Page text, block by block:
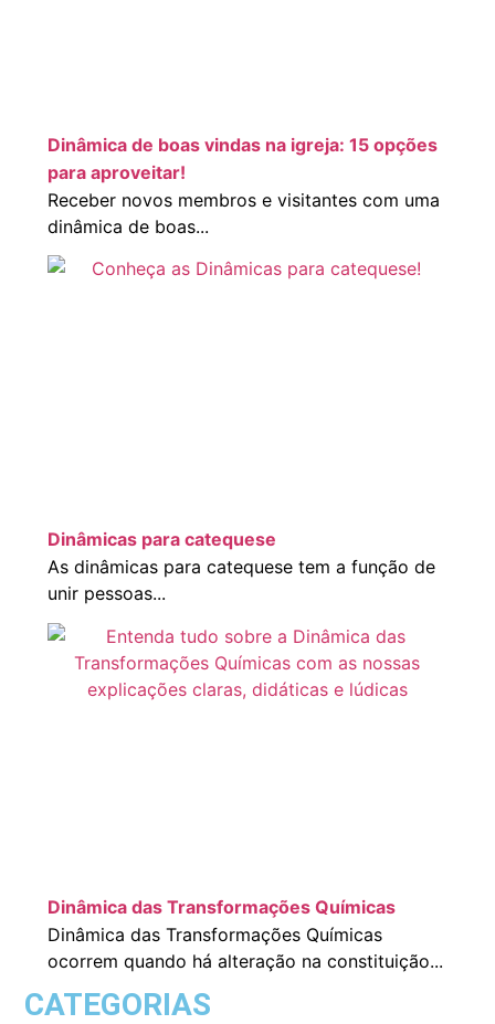
Dinâmica de boas vindas na igreja: 15 opções
para aproveitar!
Receber novos membros e visitantes com uma
dinâmica de boas...
Dinâmicas para catequese
As dinâmicas para catequese tem a função de
unir pessoas...
Dinâmica das Transformações Químicas
Dinâmica das Transformações Químicas
ocorrem quando há alteração na constituição...
CATEGORIAS